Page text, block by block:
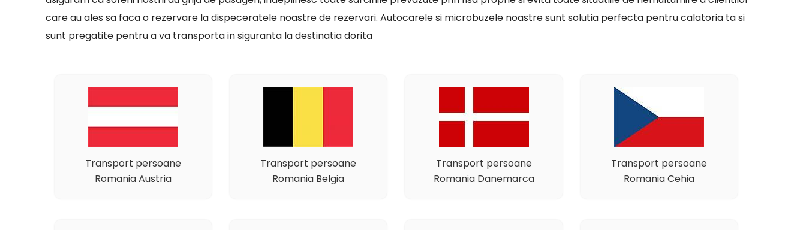
care au ales sa faca o rezervare la dispeceratele noastre de rezervari. Autocarele si microbuzele noastre sunt solutia perfecta pentru calatoria ta si
sunt pregatite pentru a va transporta in siguranta la destinatia dorita
Transport persoane
Romania Austria
Transport persoane
Romania Belgia
Transport persoane
Romania Danemarca
Transport persoane
Romania Cehia